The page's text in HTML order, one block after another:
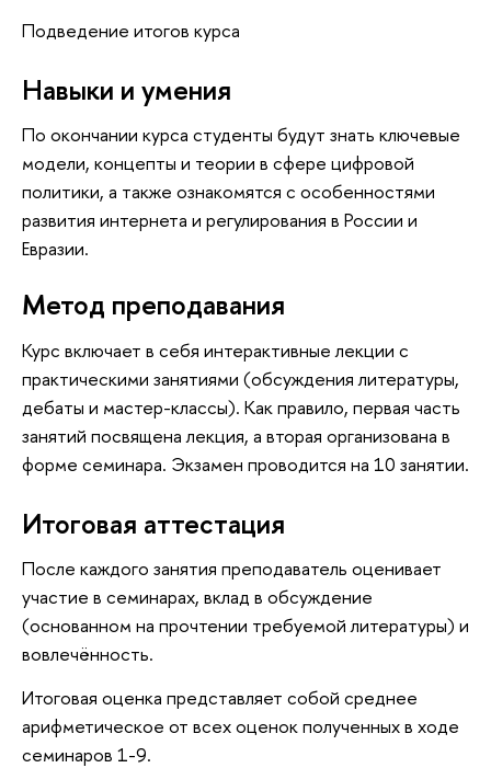
Подведение итогов курса
Навыки и умения
По окончании курса студенты будут знать ключевые
модели, концепты и теории в сфере цифровой
политики, а также ознакомятся с особенностями
развития интернета и регулирования в России и
Евразии.
Метод преподавания
Курс включает в себя интерактивные лекции с
практическими занятиями (обсуждения литературы,
дебаты и мастер-классы). Как правило, первая часть
занятий посвящена лекция, а вторая организована в
форме семинара. Экзамен проводится на 10 занятии.
Итоговая аттестация
После каждого занятия преподаватель оценивает
участие в семинарах, вклад в обсуждение
(основанном на прочтении требуемой литературы) и
вовлечённость.
Итоговая оценка представляет собой среднее
арифметическое от всех оценок полученных в ходе
семинаров 1-9.